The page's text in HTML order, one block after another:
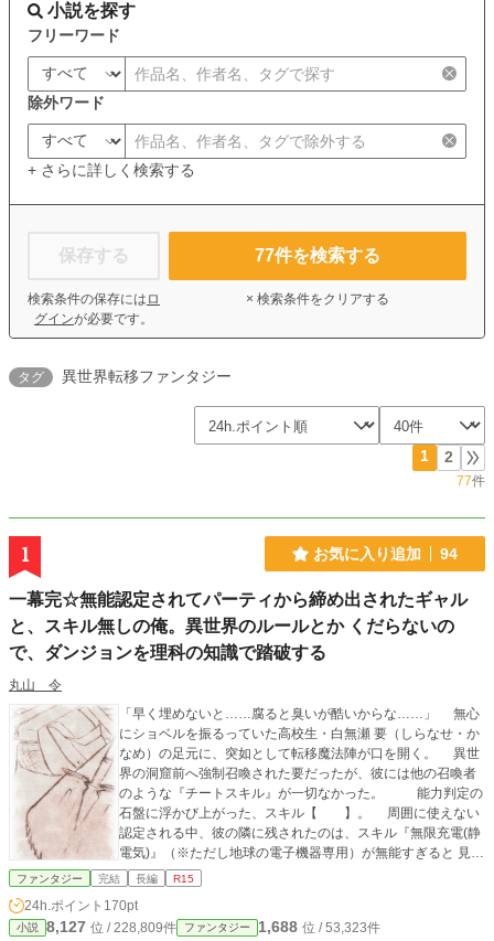
小説を探す
フリーワード
除外ワード
+ さらに詳しく検索する
保存する
検索条件の保存には ロ
グインが必要です。
77件を検索する
× 検索条件をクリアする
タグ 異世界転移ファンタジー
1 2
77件
1 お気に入り追加 94
一幕完☆無能認定されてパーティから締め出されたギャル
と、スキル無しの俺。異世界のルールとか くだらないの
で、ダンジョンを理科の知識で踏破する
丸山 令
「早く埋めないと……腐ると臭いが酷いからな……」 無心
にショベルを振るっていた高校生・白無瀬 要（しらなせ・か
なめ）の足元に、突如として転移魔法陣が口を開く。 異世
界の洞窟前へ強制召喚された要だったが、彼には他の召喚者
のような『チートスキル』が一切なかった。 能力判定の
石盤に浮かび上がった、スキル【 】。 周囲に使えない
認定される中、彼の隣に残されたのは、スキル『無限充電(静
電気)』（※ただし地球の電子機器専用）が無能すぎると 見捨
てられた、クラスの人気者ギャル、日向ヒカリ（ひかちゅ♪）
っ！」 「……とりあえず、ダンジョン入る前に わざとキレ散
らかして、俺たちを召喚したクズどもから 使えそうな装備を
ファンタジー 完結 長編 R15
24h.ポイント 170pt
小説 8,127 位 / 228,809件 ファンタジー 1,688 位 / 53,323件